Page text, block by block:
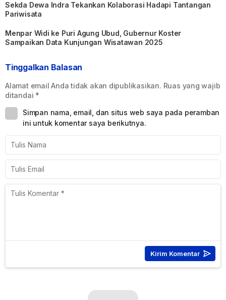
Sekda Dewa Indra Tekankan Kolaborasi Hadapi Tantangan
Pariwisata
Menpar Widi ke Puri Agung Ubud, Gubernur Koster
Sampaikan Data Kunjungan Wisatawan 2025
Tinggalkan Balasan
Alamat email Anda tidak akan dipublikasikan. Ruas yang wajib
ditandai *
Simpan nama, email, dan situs web saya pada peramban
ini untuk komentar saya berikutnya.